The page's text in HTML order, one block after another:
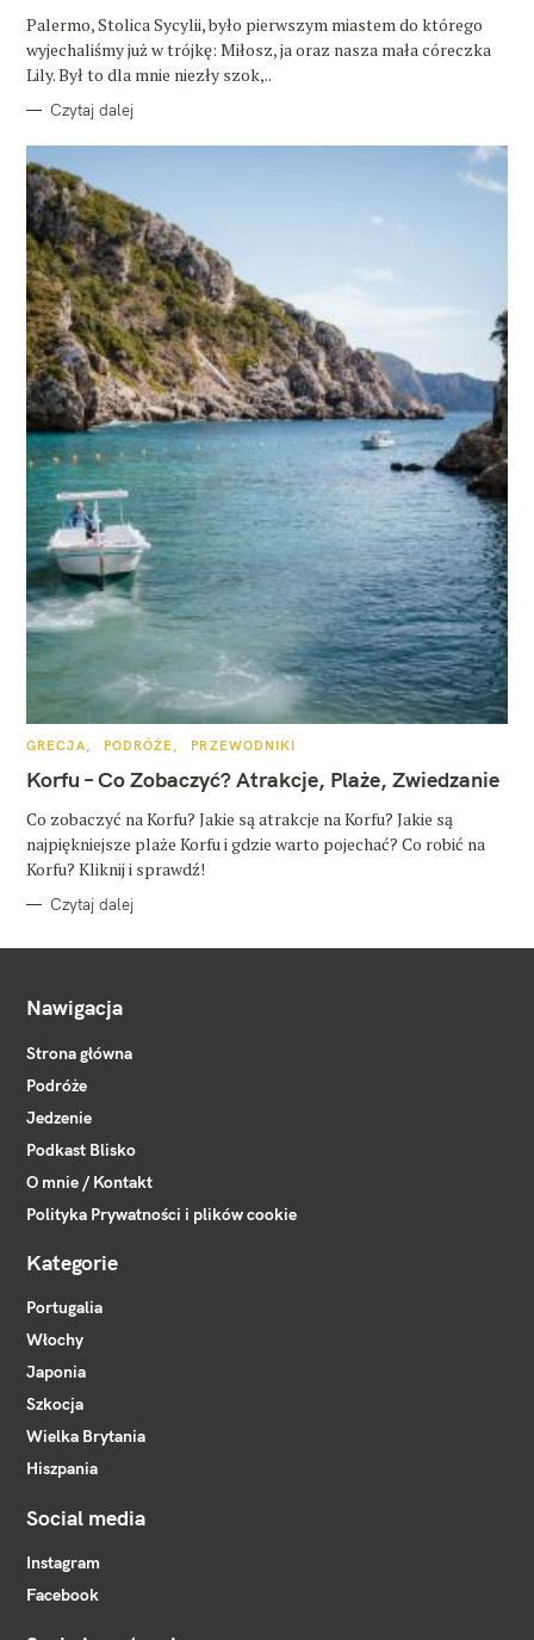
Palermo, Stolica Sycylii, było pierwszym miastem do którego
wyjechaliśmy już w trójkę: Miłosz, ja oraz nasza mała córeczka
Lily. Był to dla mnie niezły szok,..
Czytaj dalej
K
T
E
O
R
I
GRECJA PODRÓŻE PRZEWODNIKI
Korfu – Co Zobaczyć? Atrakcje, Plaże, Zwiedzanie
Co zobaczyć na Korfu? Jakie są atrakcje na Korfu? Jakie są
najpiękniejsze plaże Korfu i gdzie warto pojechać? Co robić na
Korfu? Kliknij i sprawdź!
Czytaj dalej
Nawigacja
Strona główna
Podróże
Jedzenie
Podkast Blisko
O mnie / Kontakt
Polityka Prywatności i plików cookie
Kategorie
Portugalia
Włochy
Japonia
Szkocja
Wielka Brytania
Hiszpania
Social media
Instagram
Facebook